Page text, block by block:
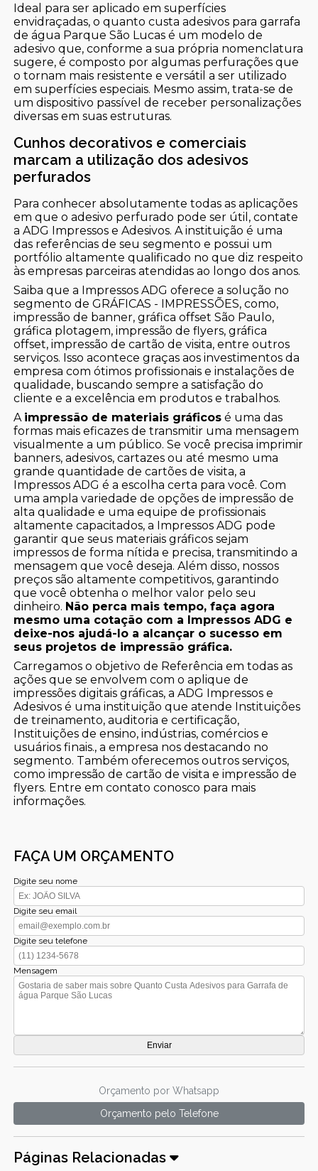
Ideal para ser aplicado em superfícies
envidraçadas, o quanto custa adesivos para garrafa
de água Parque São Lucas é um modelo de
adesivo que, conforme a sua própria nomenclatura
sugere, é composto por algumas perfurações que
o tornam mais resistente e versátil a ser utilizado
em superfícies especiais. Mesmo assim, trata-se de
um dispositivo passível de receber personalizações
diversas em suas estruturas.
Cunhos decorativos e comerciais
marcam a utilização dos adesivos
perfurados
Para conhecer absolutamente todas as aplicações
em que o adesivo perfurado pode ser útil, contate
a ADG Impressos e Adesivos. A instituição é uma
das referências de seu segmento e possui um
portfólio altamente qualificado no que diz respeito
às empresas parceiras atendidas ao longo dos anos.
Saiba que a Impressos ADG oferece a solução no
segmento de GRÁFICAS - IMPRESSÕES, como,
impressão de banner, gráfica offset São Paulo,
gráfica plotagem, impressão de flyers, gráfica
offset, impressão de cartão de visita, entre outros
serviços. Isso acontece graças aos investimentos da
empresa com ótimos profissionais e instalações de
qualidade, buscando sempre a satisfação do
cliente e a excelência em produtos e trabalhos.
A impressão de materiais gráficos é uma das
formas mais eficazes de transmitir uma mensagem
visualmente a um público. Se você precisa imprimir
banners, adesivos, cartazes ou até mesmo uma
grande quantidade de cartões de visita, a
Impressos ADG é a escolha certa para você. Com
uma ampla variedade de opções de impressão de
alta qualidade e uma equipe de profissionais
altamente capacitados, a Impressos ADG pode
garantir que seus materiais gráficos sejam
impressos de forma nítida e precisa, transmitindo a
mensagem que você deseja. Além disso, nossos
preços são altamente competitivos, garantindo
que você obtenha o melhor valor pelo seu
dinheiro. Não perca mais tempo, faça agora
mesmo uma cotação com a Impressos ADG e
deixe-nos ajudá-lo a alcançar o sucesso em
seus projetos de impressão gráfica.
Carregamos o objetivo de Referência em todas as
ações que se envolvem com o aplique de
impressões digitais gráficas, a ADG Impressos e
Adesivos é uma instituição que atende Instituições
de treinamento, auditoria e certificação,
Instituições de ensino, indústrias, comércios e
usuários finais., a empresa nos destacando no
segmento. Também oferecemos outros serviços,
como impressão de cartão de visita e impressão de
flyers. Entre em contato conosco para mais
informações.
FAÇA UM ORÇAMENTO
Digite seu nome
Digite seu email
Digite seu telefone
Mensagem
Orçamento por Whatsapp
Orçamento pelo Telefone
Páginas Relacionadas